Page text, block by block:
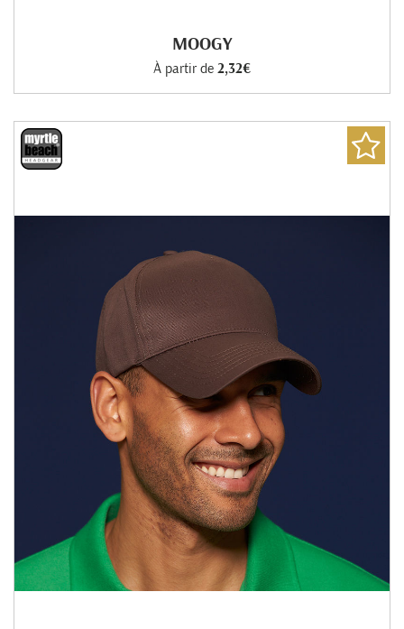
MOOGY
À partir de 2,32€